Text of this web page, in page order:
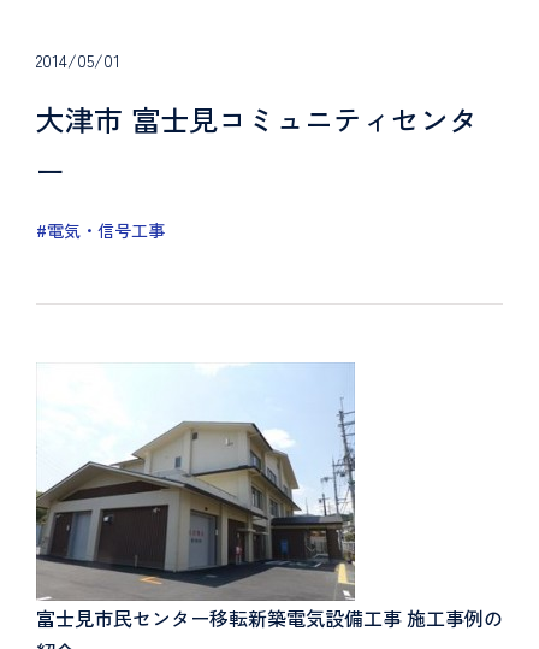
2014/05/01
大津市 富士見コミュニティセンタ
ー
#電気・信号工事
富士見市民センター移転新築電気設備工事 施工事例の